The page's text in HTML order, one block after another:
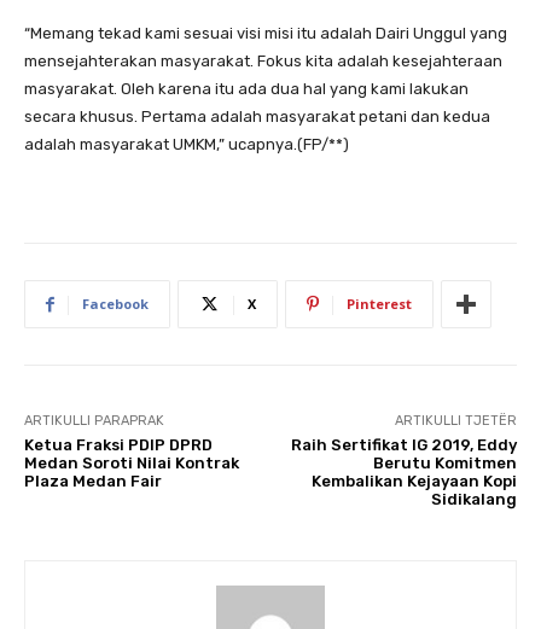
“Memang tekad kami sesuai visi misi itu adalah Dairi Unggul yang
mensejahterakan masyarakat. Fokus kita adalah kesejahteraan
masyarakat. Oleh karena itu ada dua hal yang kami lakukan
secara khusus. Pertama adalah masyarakat petani dan kedua
adalah masyarakat UMKM,” ucapnya.(FP/**)
Facebook X Pinterest
ARTIKULLI PARAPRAK
Ketua Fraksi PDIP DPRD
Medan Soroti Nilai Kontrak
Plaza Medan Fair
ARTIKULLI TJETËR
Raih Sertifikat IG 2019, Eddy
Berutu Komitmen
Kembalikan Kejayaan Kopi
Sidikalang